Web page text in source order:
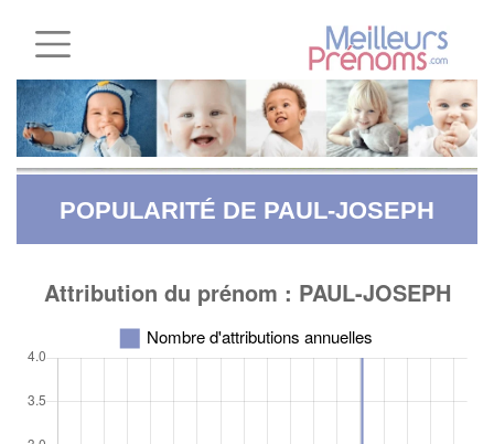
POPULARITÉ DE PAUL-JOSEPH